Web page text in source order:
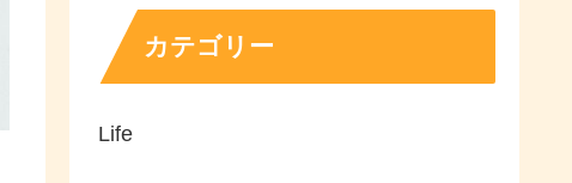
カテゴリー
Life